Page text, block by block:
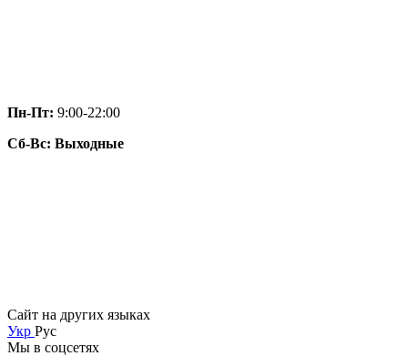
Пн-Пт: 9:00-22:00
Сб-Вс: Выходные
Сайт на других языках
Укр Рус
Мы в соцсетях